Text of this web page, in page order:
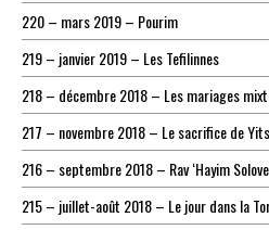
220 – mars 2019 – Pourim
219 – janvier 2019 – Les Tefilinnes
218 – décembre 2018 – Les mariages
217 – novembre 2018 – Le sacrifice de
216 – septembre 2018 – Rav ‘Hayim
215 – juillet-août 2018 – Le jour dans la